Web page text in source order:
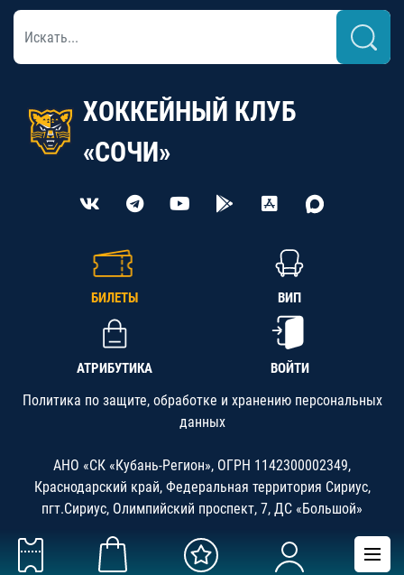
ХОККЕЙНЫЙ КЛУБ
«СОЧИ»
БИЛЕТЫ ВИП
АТРИБУТИКА ВОЙТИ
Политика по защите, обработке и хранению персональных
данных
АНО «СК «Кубань-Регион», ОГРН 1142300002349,
Краснодарский край, Федеральная территория Сириус,
пгт.Сириус, Олимпийский проспект, 7, ДС «Большой»